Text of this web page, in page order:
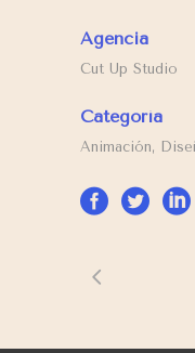
Agencia
Cut Up Studio
Categoría
Animación,